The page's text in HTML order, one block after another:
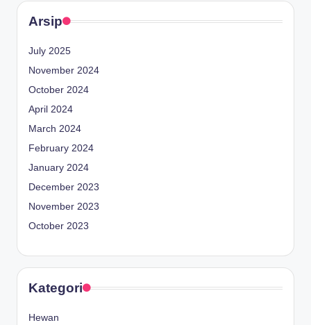
Arsip
July 2025
November 2024
October 2024
April 2024
March 2024
February 2024
January 2024
December 2023
November 2023
October 2023
Kategori
Hewan